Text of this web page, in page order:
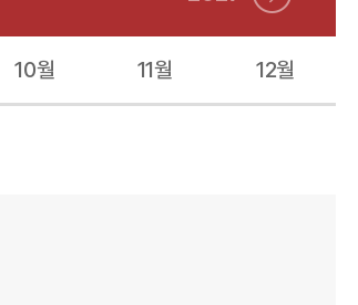
10월 11월 12월